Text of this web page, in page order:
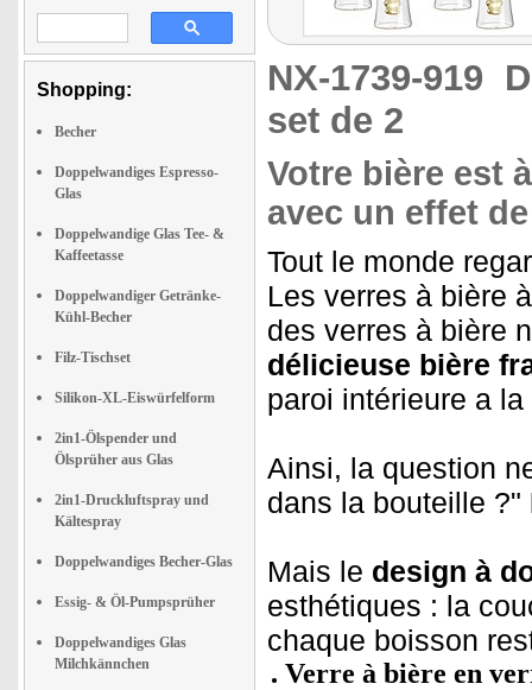
Shopping:
Becher
Doppelwandiges Espresso-
Glas
Doppelwandige Glas Tee- &
Kaffeetasse
Doppelwandiger Getränke-
Kühl-Becher
Filz-Tischset
Silikon-XL-Eiswürfelform
2in1-Ölspender und
Ölsprüher aus Glas
2in1-Druckluftspray und
Kältespray
Doppelwandiges Becher-Glas
Essig- & Öl-Pumpsprüher
Doppelwandiges Glas
Milchkännchen
NX-1739-919
set de 2
Votre bière est
avec un effet
Tout le monde
Les verres à bière
des verres à bière
délicieuse bière
paroi intérieure a
Ainsi, la question
dans la bouteille ?"
Mais le design à
esthétiques : la
chaque boisson
Verre à bière en